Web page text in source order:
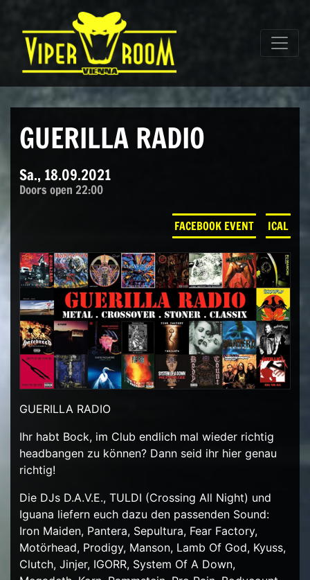
Hauptnavigation
GUERILLA RADIO
Sa., 18.09.2021
Doors open 22:00
FACEBOOK EVENT ICAL
GUERILLA RADIO
Ihr habt Bock, im Club endlich mal wieder richtig
headbangen zu können? Dann seid ihr hier genau
richtig!
Die DJs D.A.V.E., TULDI (Crossing All Night) und
Iguana liefern euch dazu den passenden Sound:
Iron Maiden, Pantera, Sepultura, Fear Factory,
Motörhead, Prodigy, Manson, Lamb Of God, Kyuss,
Clutch, Jinjer, IGORR, System Of A Down,